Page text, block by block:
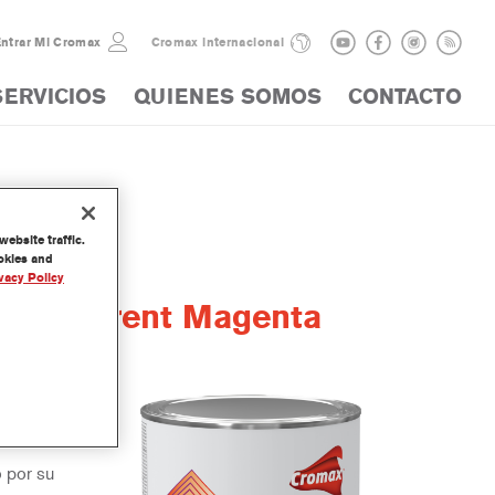
Mi Cromax Cromax internacional
QUIENES SOMOS CONTACTO
Magenta
de
por su
traffic.
and
Policy